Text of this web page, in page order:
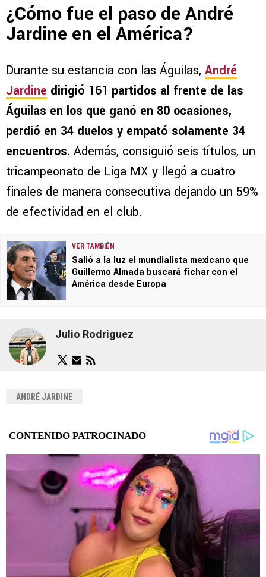
¿Cómo fue el paso de André
Jardine en el América?
Durante su estancia con las Águilas, André
Jardine dirigió 161 partidos al frente de las
Águilas en los que ganó en 80 ocasiones,
perdió en 34 duelos y empató solamente 34
encuentros. Además, consiguió seis títulos, un
tricampeonato de Liga MX y llegó a cuatro
finales de manera consecutiva dejando un 59%
de efectividad en el club.
VER TAMBIÉN
Salió a la luz el mundialista mexicano que
Guillermo Almada buscará fichar con el
América desde Europa
Julio Rodriguez
ANDRÉ JARDINE